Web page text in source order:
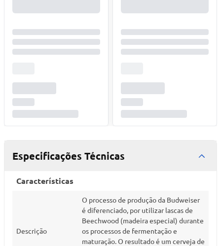
Especificações Técnicas
Características
Descrição
O processo de produção da Budweiser
é diferenciado, por utilizar lascas de
Beechwood (madeira especial) durante
os processos de fermentação e
maturação. O resultado é um cerveja de